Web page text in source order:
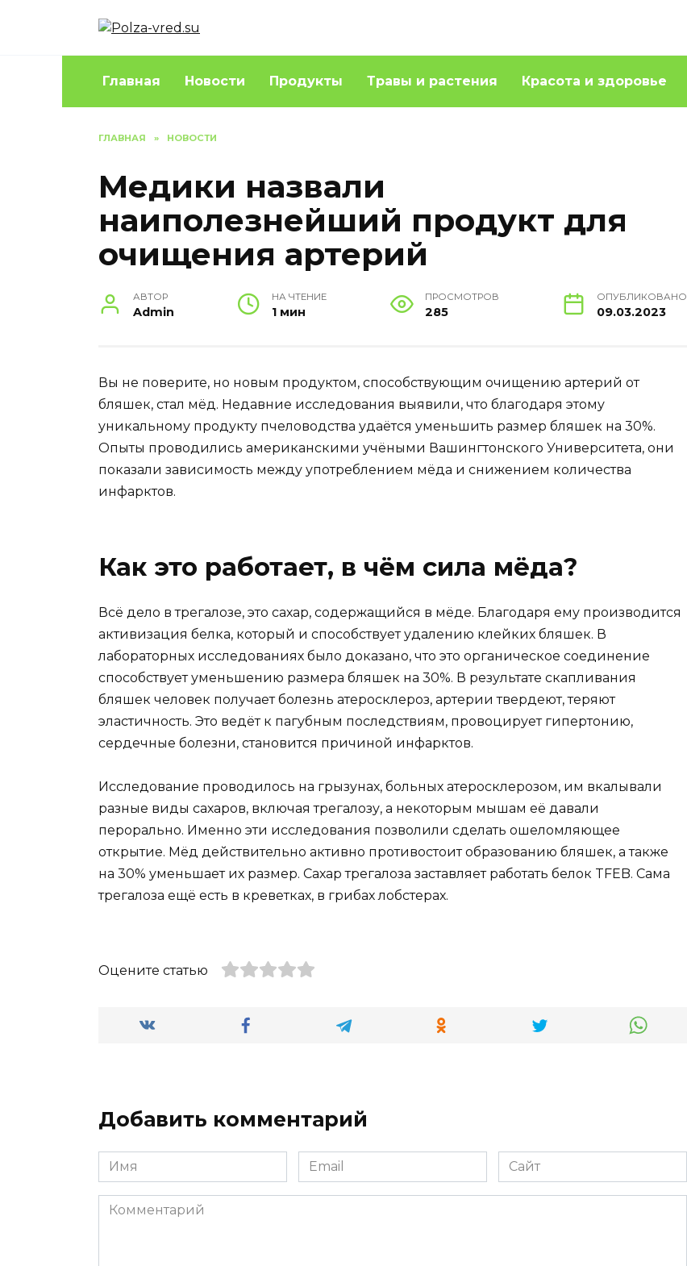
Главная Новости Продукты Травы и растения Красота и здоровье
ГЛАВНАЯ » НОВОСТИ
Медики назвали
наиполезнейший продукт для
очищения артерий
АВТОР
Admin
НА ЧТЕНИЕ
1 мин
ПРОСМОТРОВ
285
ОПУБЛИКОВАНО
09.03.2023
Вы не поверите, но новым продуктом, способствующим очищению артерий от
бляшек, стал мёд. Недавние исследования выявили, что благодаря этому
уникальному продукту пчеловодства удаётся уменьшить размер бляшек на 30%.
Опыты проводились американскими учёными Вашингтонского Университета, они
показали зависимость между употреблением мёда и снижением количества
инфарктов.
Как это работает, в чём сила мёда?
Всё дело в трегалозе, это сахар, содержащийся в мёде. Благодаря ему производится
активизация белка, который и способствует удалению клейких бляшек. В
лабораторных исследованиях было доказано, что это органическое соединение
способствует уменьшению размера бляшек на 30%. В результате скапливания
бляшек человек получает болезнь атеросклероз, артерии твердеют, теряют
эластичность. Это ведёт к пагубным последствиям, провоцирует гипертонию,
сердечные болезни, становится причиной инфарктов.
Исследование проводилось на грызунах, больных атеросклерозом, им вкалывали
разные виды сахаров, включая трегалозу, а некоторым мышам её давали
перорально. Именно эти исследования позволили сделать ошеломляющее
открытие. Мёд действительно активно противостоит образованию бляшек, а также
на 30% уменьшает их размер. Сахар трегалоза заставляет работать белок TFEB. Сама
трегалоза ещё есть в креветках, в грибах лобстерах.
Оцените статью
Добавить комментарий
Имя
*
Email
*
Сайт
Комментарий